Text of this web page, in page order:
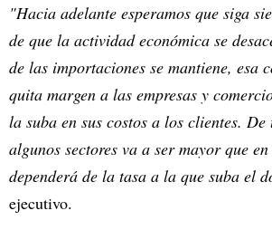
"Hacia adelante esperamos que siga
de que la actividad económica se
de las importaciones se mantiene, esa
quita margen a las empresas y
la suba en sus costos a los clientes. De
algunos sectores va a ser mayor que
dependerá de la tasa a la que suba el
ejecutivo.